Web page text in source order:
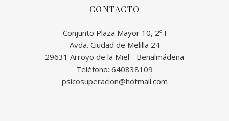
CONTACTO
Conjunto Plaza Mayor 10, 2º I
Avda. Ciudad de Melilla 24
29631 Arroyo de la Miel - Benalmádena
Teléfono: 640838109
psicosuperacion@hotmail.com